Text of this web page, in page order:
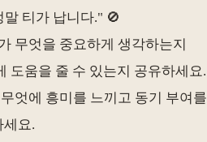
말 티가 납니다." 🚫
무엇을 중요하게 생각하는지
도움을 줄 수 있는지 공유하세요.
엇에 흥미를 느끼고 동기 부여를
세요.